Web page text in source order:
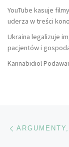
YouTube kasuje
uderza w treści
Ukraina legalizuje
pacjentów i
Kannabidiol